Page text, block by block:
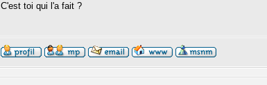
C'est toi qui l'a fait ?